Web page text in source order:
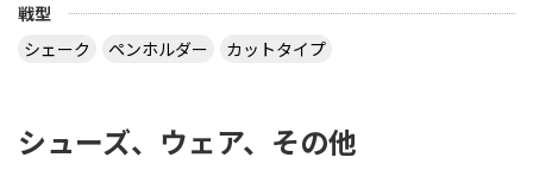
戦型
シェーク
ペンホルダー カットタイプ
シューズ、ウェア、その他